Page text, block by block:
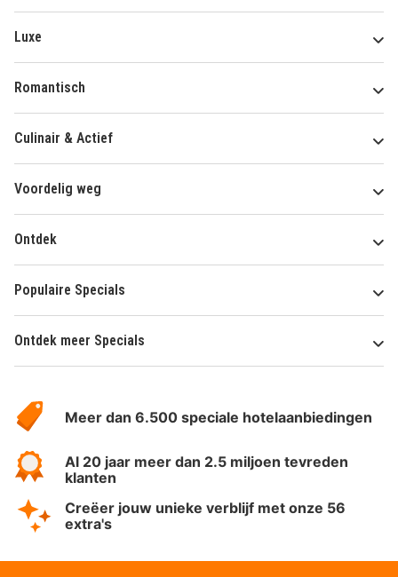
Luxe
Romantisch
Culinair & Actief
Voordelig weg
Ontdek
Populaire Specials
Ontdek meer Specials
HotelSpecials
Meer dan 6.500 speciale hotelaanbiedingen
Al 20 jaar meer dan 2.5 miljoen tevreden
klanten
Creëer jouw unieke verblijf met onze 56
extra's